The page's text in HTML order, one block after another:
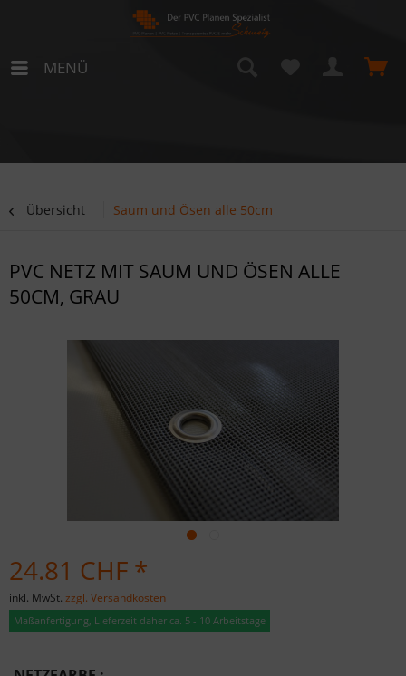
MENÜ
Übersicht Saum und Ösen alle 50cm
PVC NETZ MIT SAUM UND ÖSEN ALLE
50CM, GRAU
24.81 CHF *
inkl. MwSt. zzgl. Versandkosten
Maßanfertigung, Lieferzeit daher ca. 5 - 10 Arbeitstage